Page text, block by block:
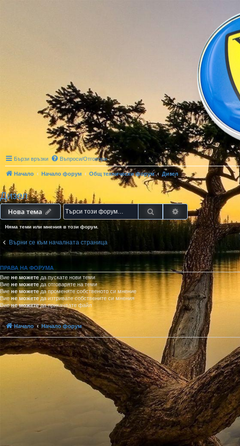
Бързи връзки Въпроси/Отговори
Начало Начало форум Общ технически форум Дизел
Дизел
Нова тема Търсене Разширено търсене
Няма теми или мнения в този форум.
Върни се към началната страница
ПРАВА НА ФОРУМА
Вие не можете да пускате нови теми
Виене можетеда отговаряте на теми
Виене можетеда променяте собственото си мнение
Виене можетеда изтривате собствените си мнения
Виене можетеда прикачвате файл
Начало Начало форум